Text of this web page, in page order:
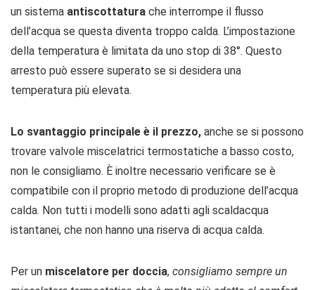
un sistema antiscottatura che interrompe il flusso
dell’acqua se questa diventa troppo calda. L’impostazione
della temperatura è limitata da uno stop di 38°. Questo
arresto può essere superato se si desidera una
temperatura più elevata.
Lo svantaggio principale è il prezzo, anche se si possono
trovare valvole miscelatrici termostatiche a basso costo,
non le consigliamo. È inoltre necessario verificare se è
compatibile con il proprio metodo di produzione dell’acqua
calda. Non tutti i modelli sono adatti agli scaldacqua
istantanei, che non hanno una riserva di acqua calda.
Per un miscelatore per doccia, consigliamo sempre un